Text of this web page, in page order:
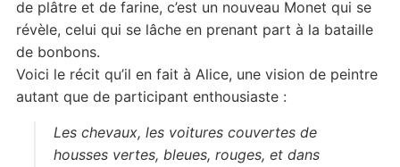
de plâtre et de farine, c’est un nouveau Monet qui se
révèle, celui qui se lâche en prenant part à la bataille
de bonbons.
Voici le récit qu’il en fait à Alice, une vision de peintre
autant que de participant enthousiaste :
Les chevaux, les voitures couvertes de
housses vertes, bleues, rouges, et dans